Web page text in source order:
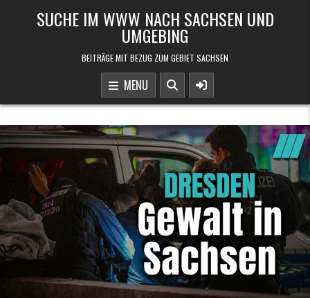
SUCHE IM WWW NACH SACHSEN UND
UMGEBING
BEITRÄGE MIT BEZUG ZUM GEBIET SACHSEN
MENU